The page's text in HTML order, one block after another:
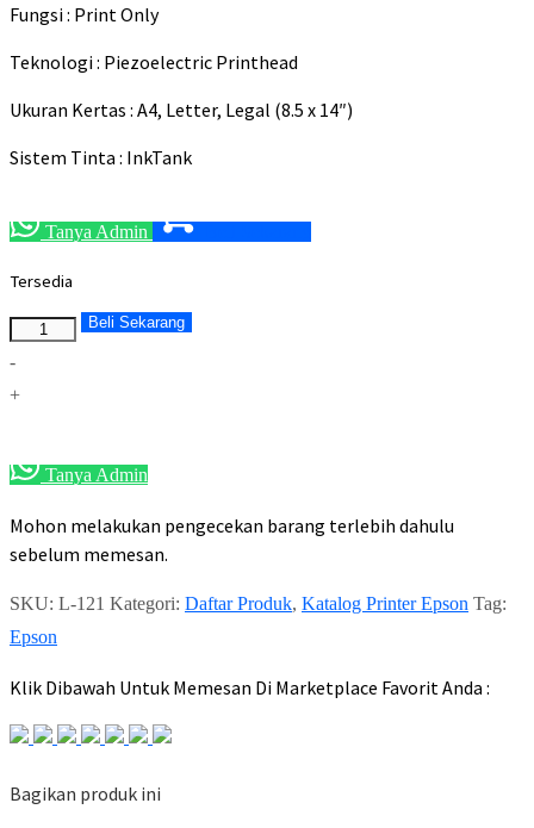
Rp 2,300,000.
Rp 1,605,000.
Fungsi : Print Only
Teknologi : Piezoelectric Printhead
Ukuran Kertas : A4, Letter, Legal (8.5 x 14″)
Sistem Tinta : InkTank
Tanya Admin
Tersedia
Jumlah
-
+
Beli Sekarang
Tanya Admin
Mohon melakukan pengecekan barang terlebih dahulu
sebelum memesan.
SKU: L-121 Kategori: Daftar Produk, Katalog Printer Epson Tag:
Epson
Klik Dibawah Untuk Memesan Di Marketplace Favorit Anda :
Bagikan produk ini